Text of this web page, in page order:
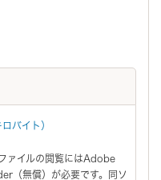
バイト）
ァイルの閲覧にはAdobe
（無償）が必要です。同ソ